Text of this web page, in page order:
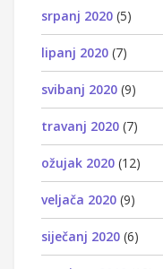
srpanj 2020 (5)
lipanj 2020 (7)
svibanj 2020 (9)
travanj 2020 (7)
ožujak 2020 (12)
veljača 2020 (9)
siječanj 2020 (6)